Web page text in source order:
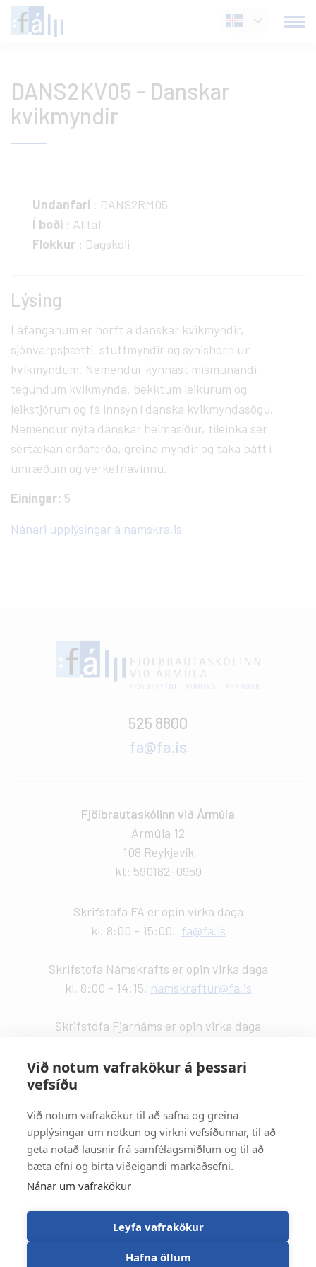
Við notum vafrakökur á þessari
vefsíðu
Við notum vafrakökur til að safna og greina
upplýsingar um notkun og virkni vefsíðunnar, til að
geta notað lausnir frá samfélagsmiðlum og til að
bæta efni og birta viðeigandi markaðsefni.
Nánar um vafrakökur
Leyfa vafrakökur
Hafna öllum
Fara
í
Íslenska
DANS2KV05 - Danskar
kvikmyndir
Undanfari : DANS2RM05
Í boði : Alltaf
Flokkur : Dagskóli
Lýsing
Í áfanganum er horft á danskar kvikmyndir,
sjónvarpsþætti, stuttmyndir og sýnishorn úr
kvikmyndum. Nemendur kynnast mismunandi
tegundum kvikmynda, þekktum leikurum og
leikstjórum og fá innsýn í danska kvikmyndasögu.
Nemendur nýta danskar heimasíður, tileinka sér
sértækan orðaforða, greina myndir og taka þátt í
umræðum og verkefnavinnu.
Einingar: 5
Nánari upplýsingar á namskra.is
525 8800
fa@fa.is
Fjölbrautaskólinn við Ármúla
Ármúla 12
108 Reykjavík
kt: 590182-0959
Skrifstofa FÁ er opin virka daga
kl. 8:00 - 15:00. fa@fa.is
Skrifstofa Námskrafts er opin virka daga
kl. 8:00 - 14:15. namskraftur@fa.is
Skrifstofa Fjarnáms er opin virka daga
Strætisvagnar:
Númer 11 stansar við Háaleitisbraut.
Númer 2, 5, 15 og 17 stansa við Suðurlandsbraut.